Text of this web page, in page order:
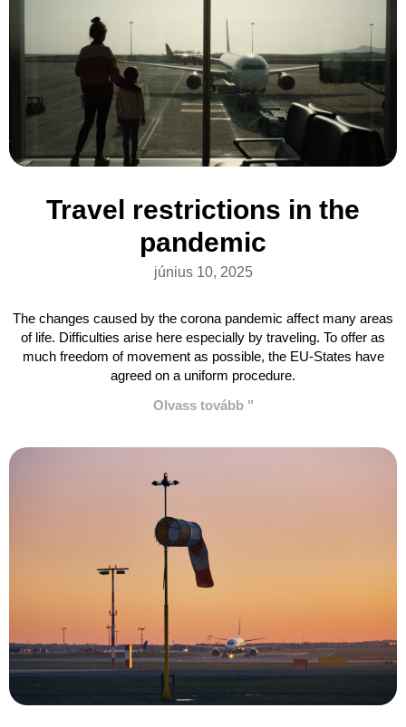
Travel restrictions in the
pandemic
június 10, 2025
The changes caused by the corona pandemic affect many areas
of life. Difficulties arise here especially by traveling. To offer as
much freedom of movement as possible, the EU-States have
agreed on a uniform procedure.
Olvass tovább "